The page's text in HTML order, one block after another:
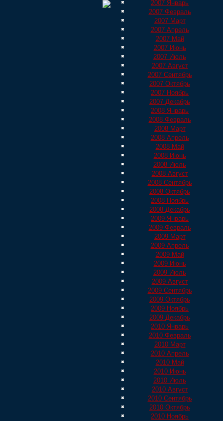
2007 Январь
2007 Февраль
2007 Март
2007 Апрель
2007 Май
2007 Июнь
2007 Июль
2007 Август
2007 Сентябрь
2007 Октябрь
2007 Ноябрь
2007 Декабрь
2008 Январь
2008 Февраль
2008 Март
2008 Апрель
2008 Май
2008 Июнь
2008 Июль
2008 Август
2008 Сентябрь
2008 Октябрь
2008 Ноябрь
2008 Декабрь
2009 Январь
2009 Февраль
2009 Март
2009 Апрель
2009 Май
2009 Июнь
2009 Июль
2009 Август
2009 Сентябрь
2009 Октябрь
2009 Ноябрь
2009 Декабрь
2010 Январь
2010 Февраль
2010 Март
2010 Апрель
2010 Май
2010 Июнь
2010 Июль
2010 Август
2010 Сентябрь
2010 Октябрь
2010 Ноябрь